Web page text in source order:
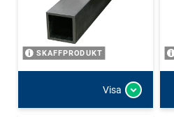
SKAFFPRODUKT
Visa